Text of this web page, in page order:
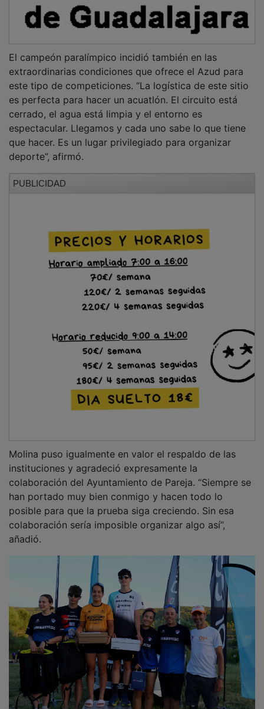
colaboración del Ayuntamiento de Pareja. “Siempre se
han portado muy bien conmigo y hacen todo lo
posible para que la prueba siga creciendo. Sin esa
colaboración sería imposible organizar algo así”,
El deportista quiso además tener un recuerdo especial
para el alcalde de Pareja, Javier del Río, ausente en
esta edición por el reciente fallecimiento de su padre.
“Sé que le gusta mucho estar aquí y vivir esta prueba.
Quiero mandarle todo mi ánimo y un fuerte abrazo en
estos momentos difíciles”, señaló.
PUBLICIDAD